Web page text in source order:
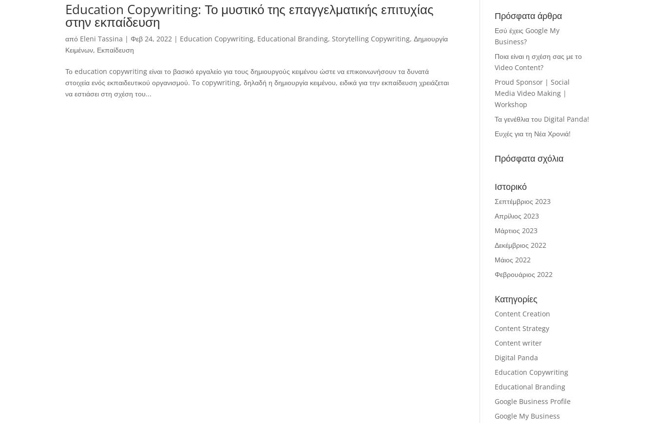
Education Copywriting: Το μυστικό της επαγγελματικής επιτυχίας
στην εκπαίδευση
από Eleni Tassina |Φεβ 24, 2022 | Education Copywriting, Educational Branding,Storytelling Copywriting,Δημιουργία
Κειμένων, Εκπαίδευση
Το education copywriting είναι το βασικό εργαλείο για τους δημιουργούς κειμένου ώστε να επικοινωνήσουν τα δυνατά
στοιχεία ενός εκπαιδευτικού οργανισμού. Tο copywriting, δηλαδή η δημιουργία κειμένου, ειδικά για την εκπαίδευση χρειάζεται
να εστιάσει στη σχέση του...
Πρόσφατα άρθρα
Εσύ έχεις Google My
Business?
Ποια είναι η σχέση σας με το
Video Content?
Proud Sponsor | Social
Media Video Making |
Workshop
Τα γενέθλια του Digital Panda!
Ευχές για τη Νέα Χρονιά!
Πρόσφατα σχόλια
Ιστορικό
Σεπτέμβριος 2023
Απρίλιος 2023
Μάρτιος 2023
Δεκέμβριος 2022
Μάιος 2022
Φεβρουάριος 2022
Kατηγορίες
Content Creation
Content Strategy
Content writer
Digital Panda
Education Copywriting
Educational Branding
Google Business Profile
Google My Business